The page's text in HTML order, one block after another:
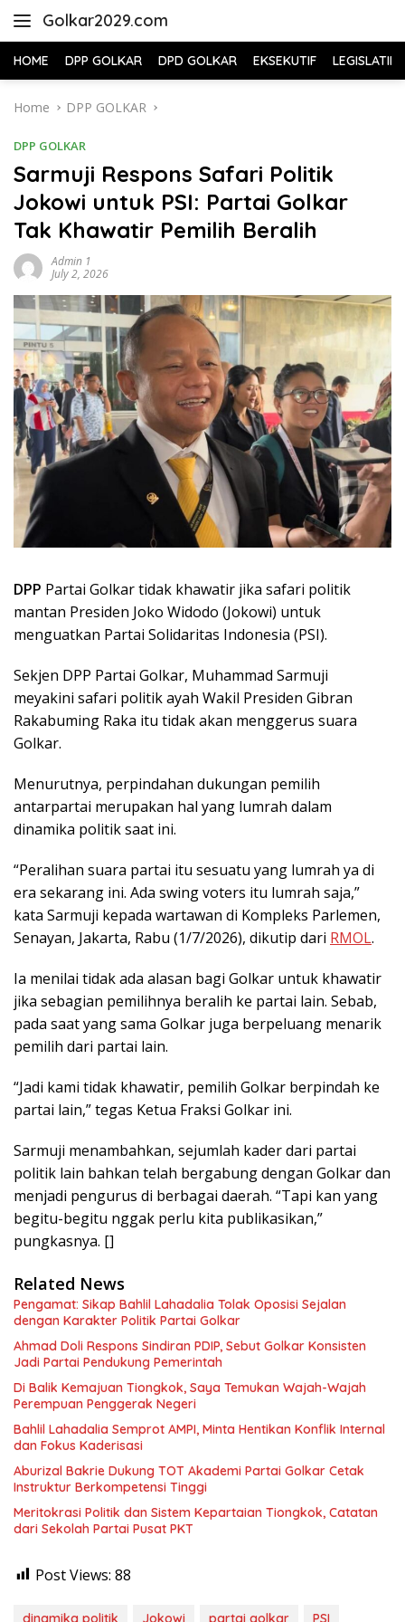
Golkar2029.com
HOME DPP GOLKAR DPD GOLKAR EKSEKUTIF LEGISLATIF
Home DPP GOLKAR
DPP GOLKAR
Sarmuji Respons Safari Politik
Jokowi untuk PSI: Partai Golkar
Tak Khawatir Pemilih Beralih
Admin 1
July 2, 2026
DPP Partai Golkar tidak khawatir jika safari politik
mantan Presiden Joko Widodo (Jokowi) untuk
menguatkan Partai Solidaritas Indonesia (PSI).
Sekjen DPP Partai Golkar, Muhammad Sarmuji
meyakini safari politik ayah Wakil Presiden Gibran
Rakabuming Raka itu tidak akan menggerus suara
Golkar.
Menurutnya, perpindahan dukungan pemilih
antarpartai merupakan hal yang lumrah dalam
dinamika politik saat ini.
“Peralihan suara partai itu sesuatu yang lumrah ya di
era sekarang ini. Ada swing voters itu lumrah saja,”
kata Sarmuji kepada wartawan di Kompleks Parlemen,
Senayan, Jakarta, Rabu (1/7/2026), dikutip dari RMOL.
Ia menilai tidak ada alasan bagi Golkar untuk khawatir
jika sebagian pemilihnya beralih ke partai lain. Sebab,
pada saat yang sama Golkar juga berpeluang menarik
pemilih dari partai lain.
“Jadi kami tidak khawatir, pemilih Golkar berpindah ke
partai lain,” tegas Ketua Fraksi Golkar ini.
Sarmuji menambahkan, sejumlah kader dari partai
politik lain bahkan telah bergabung dengan Golkar dan
menjadi pengurus di berbagai daerah. “Tapi kan yang
begitu-begitu nggak perlu kita publikasikan,”
pungkasnya. []
Related News
Pengamat: Sikap Bahlil Lahadalia Tolak Oposisi Sejalan
dengan Karakter Politik Partai Golkar
Ahmad Doli Respons Sindiran PDIP, Sebut Golkar Konsisten
Jadi Partai Pendukung Pemerintah
Di Balik Kemajuan Tiongkok, Saya Temukan Wajah-Wajah
Perempuan Penggerak Negeri
Bahlil Lahadalia Semprot AMPI, Minta Hentikan Konflik Internal
dan Fokus Kaderisasi
Aburizal Bakrie Dukung TOT Akademi Partai Golkar Cetak
Instruktur Berkompetensi Tinggi
Meritokrasi Politik dan Sistem Kepartaian Tiongkok, Catatan
dari Sekolah Partai Pusat PKT
Post Views: 88
dinamika politik Jokowi partai golkar PSI